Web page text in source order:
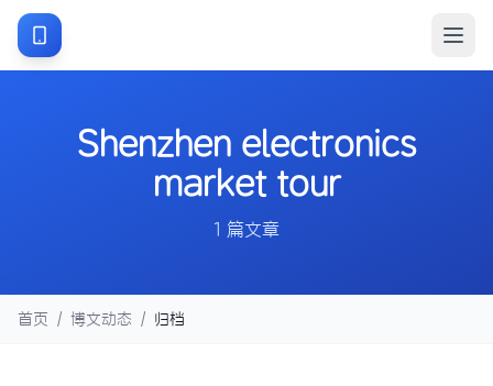
Shenzhen electronics
market tour
1 篇文章
首页 / 博文动态 / 归档